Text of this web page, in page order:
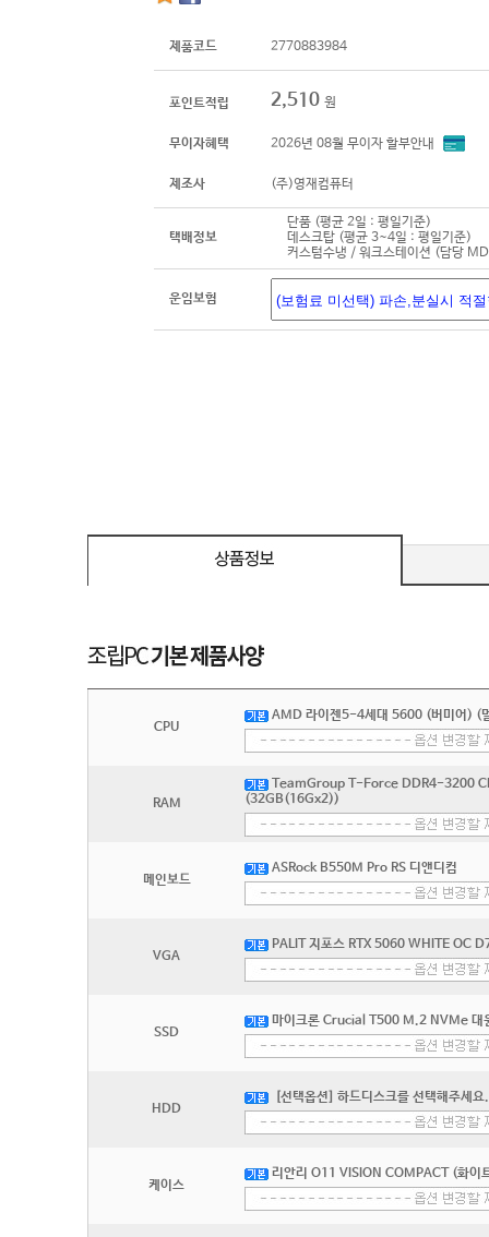
제품코드 2770883984
포인트적립 2,510 원
무이자혜택 2026년 08월 무이자 할부안내
제조사 (주)영재컴퓨터
택배정보
단품 (평균 2일 : 평일기준)
데스크탑 (평균 3~4일 : 평일기준)
커스텀수냉 / 워크스테이션 (담당
운임보험
CPU
AMD 라이젠5-4세대 5600 (버미어) (
RAM
TeamGroup T-Force DDR4-3200
(32GB(16Gx2))
메인보드
ASRock B550M Pro RS 디앤디컴
VGA
PALIT 지포스 RTX 5060 WHITE OC
SSD
마이크론 Crucial T500 M.2 NVMe 대
HDD
[선택옵션] 하드디스크를 선택해주세요.
케이스
리안리 O11 VISION COMPACT (화이